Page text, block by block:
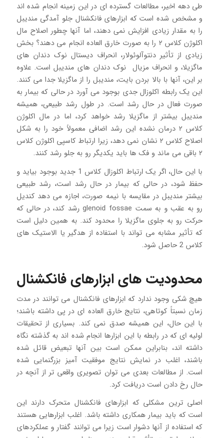
طی دهه اخیر، مطالعات گسترده ای در این زمینه انجام شده اند
و مشخص شده است که ابزارهای فانکشنال جلو آمدگی مندیبل
را به مقدار زیادی افزایش نمی دهند، اما آنها چطور اصلاح مال
اکلوژن کلاس ۲ را به صورت خارق العاده انجام می دهند؟ بخش
زیادی از تأثیر دنتوآلوئولار، انحراف دیستال نوک دندان های
ماگزیلا، و انحراف مزیال نوک دندان های مندیبل است. علاوه
بر این، آنها با بالا بردن بایت، مندیبل را از ماگزیلا جدا می کنند.
این یک رابطه اکلوزال جدی بوجود می آورد در حالی که بیمار به
صورت فعال در حال رشد است. در طول رشد طبیعی، همیشه
مندیبل بیشتر از ماگزیلا رشد خواهد کرد، اما در مال اکلوژن
کلاس ۲ درمان نشده این رشد اضافی معمولاً خود را به شکل
اصلاح کلاس ۲ نشان نمی دهد، زیرا ارتباط کاسپی اکلوژن کلاس
۲ باقی می ماند و فک ها باید یکدیگر رو به جلو رشد کنند.
با این حال، اگر یک ارتباط اکلوزال کلاس 1 جدید بوجود بیاید و
حفظ شود، در حالی که بیمار در حال رشد است، رشد طبیعی
بیشتر مندیبل در مقایسه با نیمه صورت، اجازه می دهد کندیل
رو به عقب و به سمت glenoid fossae رشد کند، در حالی که
حرکت رو به جلوی ماگزیلا را محدود کند. به همین دلیل است
که تأثیر مشابه می تواند با استفاده از هدگیر یا الاستیک های
کلاس 2 حاصل شود.
محدودیت های ابزارهای فانکشنال
هیچ شکی وجود ندارد که ابزارهای فانکشنال می توانند در مدت
زمان نسبتاً کوتاهی، نتایج خارق العاده ای در پی داشته باشند؛
با این حال، این همیشه صدق نمی کند. بسیاری از تحقیقات
اولیه ای که در رابطه با این ابزارها انجام شده اند به گذشته نگاه
داشته اند، بنابراین ممکن است بین آنها تبعیض قائل شده
باشند، اغلب در نمایش نتایج موفقیت آمیز بزرگنمایی شده
است. از مطالعات بعدی می توان تصویری واقعی تر از آنچه در
حال رخ دادن است دریافت کرد.
اصلی ترین مشکلی که ابزارهای فانکشنال متحرک دارند این
است که باید بیمار همکاری داشته باشد. اغلب ابزارهایی هستند
که استفاده از آنها دشوار است زیرا می توانند گفتار و عملکردهای